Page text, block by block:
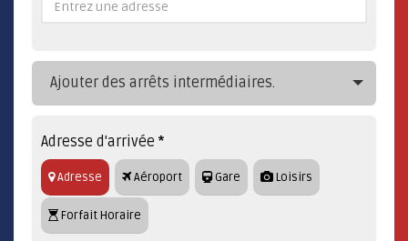
Ajouter des arrêts intermédiaires.
Adresse d'arrivée *
Adresse Aéroport Gare Loisirs
Forfait Horaire